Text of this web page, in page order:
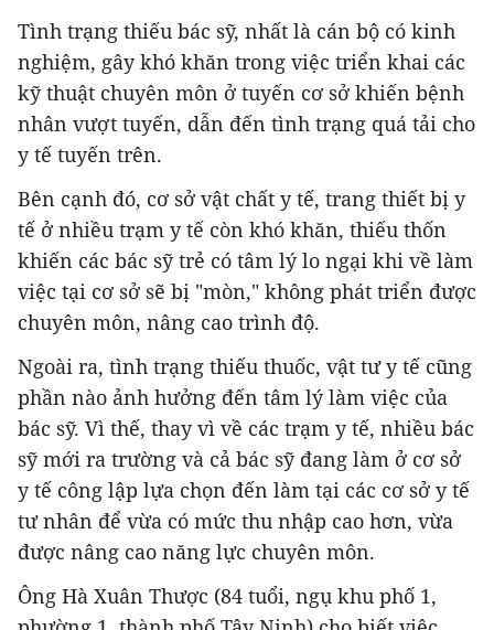
Tình trạng thiếu bác sỹ, nhất là cán bộ có kinh
nghiệm, gây khó khăn trong việc triển khai các
kỹ thuật chuyên môn ở tuyến cơ sở khiến bệnh
nhân vượt tuyến, dẫn đến tình trạng quá tải cho
y tế tuyến trên.
Bên cạnh đó, cơ sở vật chất y tế, trang thiết bị y
tế ở nhiều trạm y tế còn khó khăn, thiếu thốn
khiến các bác sỹ trẻ có tâm lý lo ngại khi về làm
việc tại cơ sở sẽ bị "mòn," không phát triển được
chuyên môn, nâng cao trình độ.
Ngoài ra, tình trạng thiếu thuốc, vật tư y tế cũng
phần nào ảnh hưởng đến tâm lý làm việc của
bác sỹ. Vì thế, thay vì về các trạm y tế, nhiều bác
sỹ mới ra trường và cả bác sỹ đang làm ở cơ sở
y tế công lập lựa chọn đến làm tại các cơ sở y tế
tư nhân để vừa có mức thu nhập cao hơn, vừa
được nâng cao năng lực chuyên môn.
Ông Hà Xuân Thược (84 tuổi, ngụ khu phố 1,